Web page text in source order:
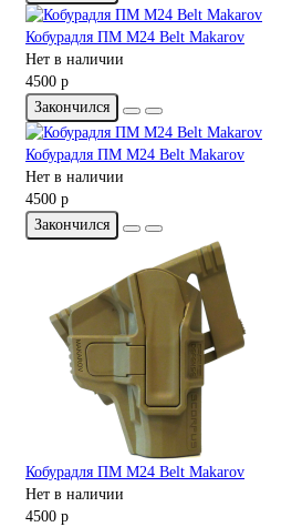
Кобурадля ПМ M24 Belt Makarov
Нет в наличии
4500 р
Закончился
Кобурадля ПМ M24 Belt Makarov
Нет в наличии
4500 р
Закончился
Кобурадля ПМ M24 Belt Makarov
Нет в наличии
4500 р